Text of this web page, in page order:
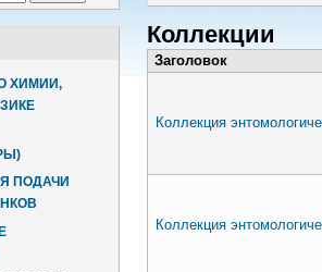
ХИМИИ,
ПОДАЧИ
Коллекции
Заголовок
Коллекция
Коллекция